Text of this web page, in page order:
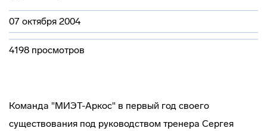
07 октября 2004
4198 просмотров
Команда "МИЭТ-Аркос" в первый год своего
существования под руководством тренера Сергея